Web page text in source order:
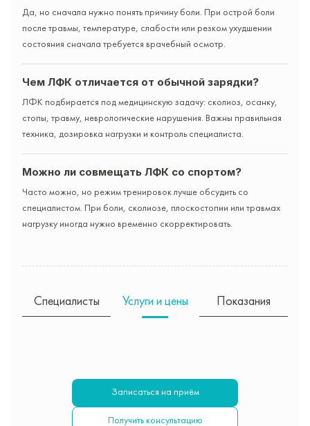
Да, но сначала нужно понять причину боли. При острой боли
после травмы, температуре, слабости или резком ухудшении
состояния сначала требуется врачебный осмотр.
Чем ЛФК отличается от обычной зарядки?
ЛФК подбирается под медицинскую задачу: сколиоз, осанку,
стопы, травму, неврологические нарушения. Важны правильная
техника, дозировка нагрузки и контроль специалиста.
Можно ли совмещать ЛФК со спортом?
Часто можно, но режим тренировок лучше обсудить со
специалистом. При боли, сколиозе, плоскостопии или травмах
нагрузку иногда нужно временно скорректировать.
Специалисты Услуги и цены Показания
Записаться на приём
Получить консультацию